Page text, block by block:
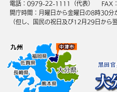
電話：0979-22-1111（代表）
FAX
開庁時間：月曜日から金曜日の8時30
（但し、国民の祝日及び12月29日から